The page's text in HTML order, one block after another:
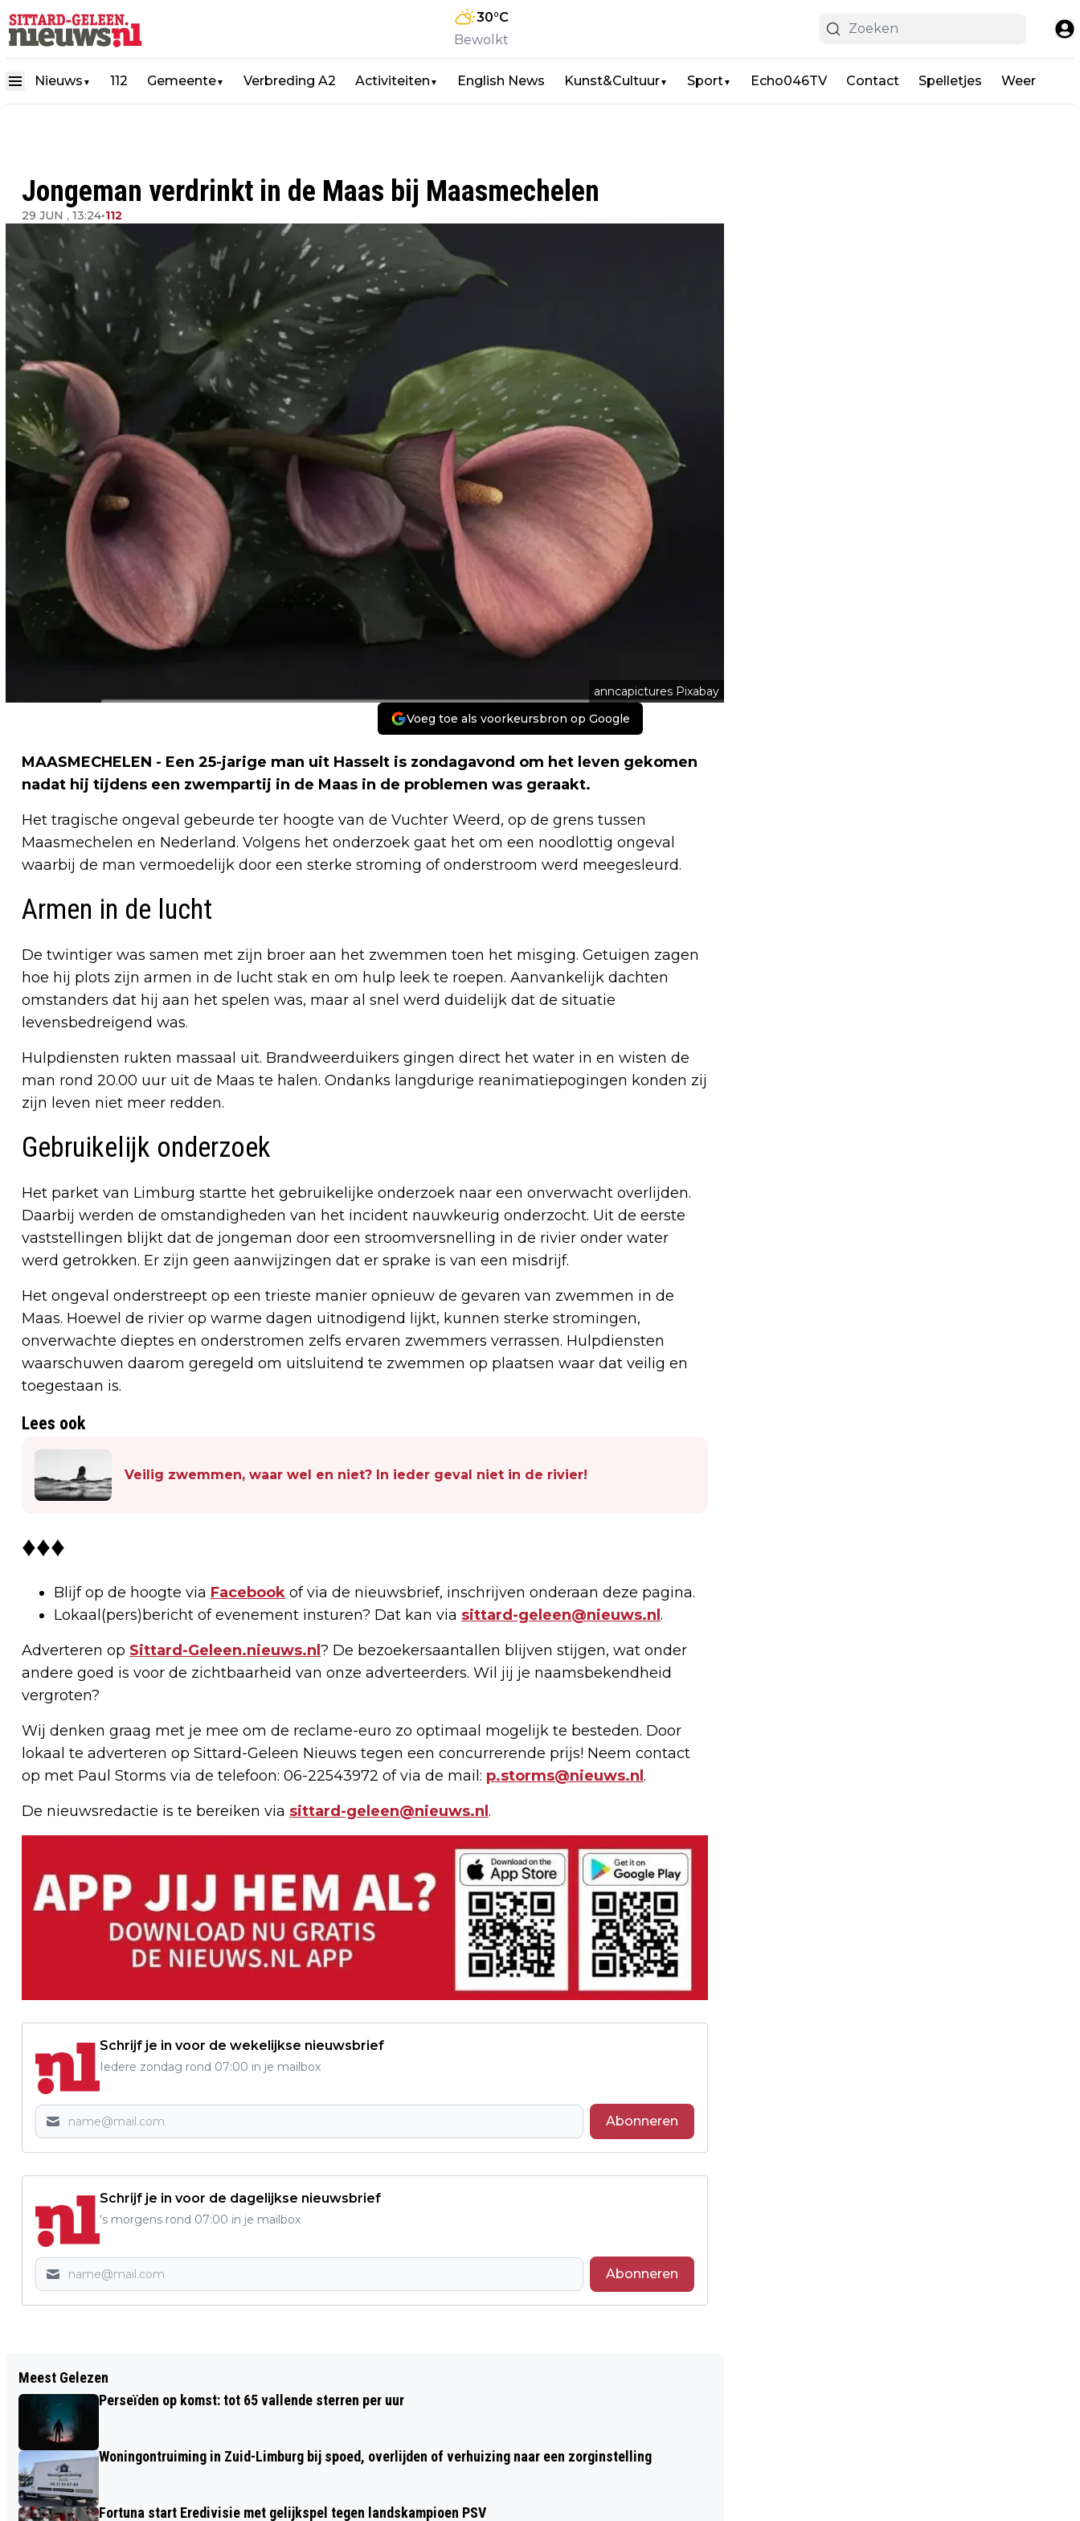
30°C
Bewolkt
Nieuws ▼ 112 Gemeente▼ Verbreding A2 Activiteiten ▼ English News Kunst&Cultuur▼ Sport▼ Echo046TV Contact Spelletjes Weer
Jongeman verdrinkt in de Maas bij Maasmechelen
29 JUN , 13:24•112
anncapictures Pixabay
Voeg toe als voorkeursbron op Google
MAASMECHELEN - Een 25-jarige man uit Hasselt is zondagavond om het leven gekomen
nadat hij tijdens een zwempartij in de Maas in de problemen was geraakt.
Het tragische ongeval gebeurde ter hoogte van de Vuchter Weerd, op de grens tussen
Maasmechelen en Nederland. Volgens het onderzoek gaat het om een noodlottig ongeval
waarbij de man vermoedelijk door een sterke stroming of onderstroom werd meegesleurd.
Armen in de lucht
De twintiger was samen met zijn broer aan het zwemmen toen het misging. Getuigen zagen
hoe hij plots zijn armen in de lucht stak en om hulp leek te roepen. Aanvankelijk dachten
omstanders dat hij aan het spelen was, maar al snel werd duidelijk dat de situatie
levensbedreigend was.
Hulpdiensten rukten massaal uit. Brandweerduikers gingen direct het water in en wisten de
man rond 20.00 uur uit de Maas te halen. Ondanks langdurige reanimatiepogingen konden zij
zijn leven niet meer redden.
Gebruikelijk onderzoek
Het parket van Limburg startte het gebruikelijke onderzoek naar een onverwacht overlijden.
Daarbij werden de omstandigheden van het incident nauwkeurig onderzocht. Uit de eerste
vaststellingen blijkt dat de jongeman door een stroomversnelling in de rivier onder water
werd getrokken. Er zijn geen aanwijzingen dat er sprake is van een misdrijf.
Het ongeval onderstreept op een trieste manier opnieuw de gevaren van zwemmen in de
Maas. Hoewel de rivier op warme dagen uitnodigend lijkt, kunnen sterke stromingen,
onverwachte dieptes en onderstromen zelfs ervaren zwemmers verrassen. Hulpdiensten
waarschuwen daarom geregeld om uitsluitend te zwemmen op plaatsen waar dat veilig en
toegestaan is.
Lees ook
Veilig zwemmen, waar wel en niet? In ieder geval niet in de rivier!
♦♦♦
Blijf op de hoogte via Facebook of via de nieuwsbrief, inschrijven onderaan deze pagina.
Lokaal(pers)bericht of evenement insturen? Dat kan via sittard-geleen@nieuws.nl.
Adverteren op Sittard-Geleen.nieuws.nl? De bezoekersaantallen blijven stijgen, wat onder
andere goed is voor de zichtbaarheid van onze adverteerders. Wil jij je naamsbekendheid
vergroten?
Wij denken graag met je mee om de reclame-euro zo optimaal mogelijk te besteden. Door
lokaal te adverteren op Sittard-Geleen Nieuws tegen een concurrerende prijs! Neem contact
op met Paul Storms via de telefoon: 06-22543972 of via de mail: p.storms@nieuws.nl.
De nieuwsredactie is te bereiken via sittard-geleen@nieuws.nl.
Schrijf je in voor de wekelijkse nieuwsbrief
Iedere zondag rond 07:00 in je mailbox
Abonneren
Schrijf je in voor de dagelijkse nieuwsbrief
's morgens rond 07:00 in je mailbox
Abonneren
WETHOUDER PATRICK BROUWERS
ONTHULT DJ-CONTROLLER VOOR
JONGERENPROJECT 'IEDEREEN DRAAIT
MEE!'
RON DEMANDT UIT OBBICHT
Meest Gelezen
Perseïden op komst: tot 65 vallende sterren per uur
Woningontruiming in Zuid-Limburg bij spoed, overlijden of verhuizing naar een zorginstelling
Fortuna start Eredivisie met gelijkspel tegen landskampioen PSV